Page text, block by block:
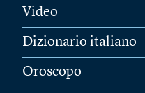
Video
Dizionario italiano
Oroscopo